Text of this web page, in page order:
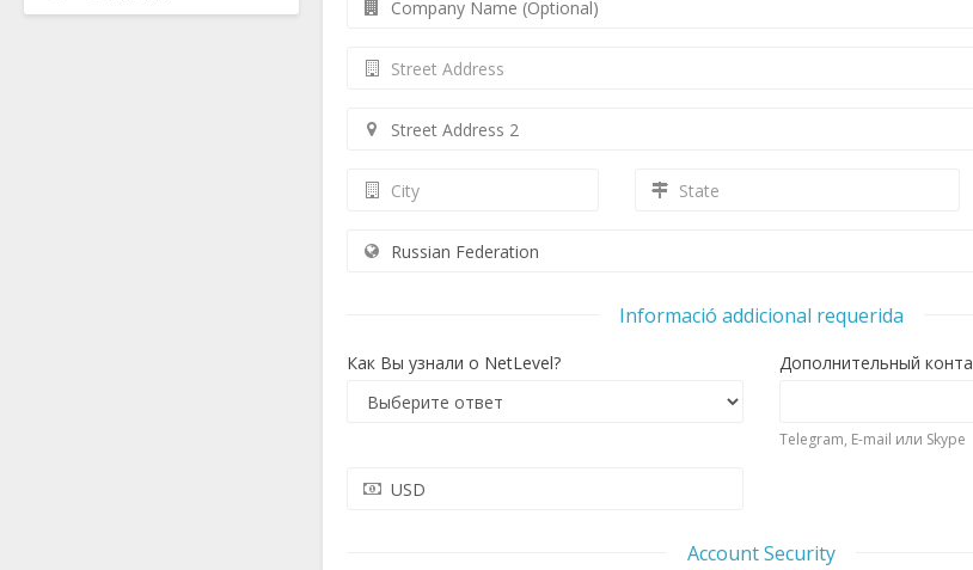
Informació addicional requerida
Как Вы узнали о NetLevel? Дополнительный
Telegram, E-mail или Skype
Account Security